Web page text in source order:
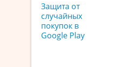
Защита от
случайных
покупок в
Google Play